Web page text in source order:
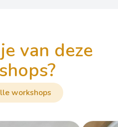
workshops